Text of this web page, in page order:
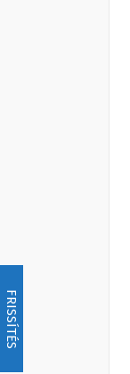
FRISSÍTÉS